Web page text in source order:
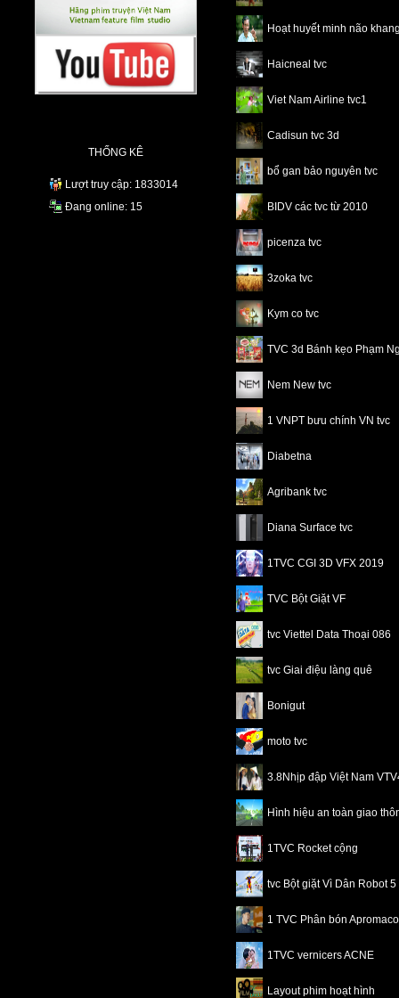
THỐNG KÊ
Lượt truy cập: 1833014
Đang online: 15
Hoạt huyết minh não
Haicneal tvc
Viet Nam Airline tvc1
Cadisun tvc 3d
bổ gan bảo nguyên tvc
BIDV các tvc từ 2010
picenza tvc
3zoka tvc
Kym co tvc
TVC 3d Bánh kẹo Phạm
Nem New tvc
1 VNPT bưu chính VN tvc
Diabetna
Agribank tvc
Diana Surface tvc
1TVC CGI 3D VFX 2019
TVC Bột Giặt VF
tvc Viettel Data Thoại 086
tvc Giai điệu làng quê
Bonigut
moto tvc
3.8Nhịp đập Việt Nam
Hình hiệu an toàn giao
1TVC Rocket cộng
tvc Bột giặt Vì Dân Robot 5
1 TVC Phân bón Apromaco
1TVC vernicers ACNE
Layout phim hoạt hình